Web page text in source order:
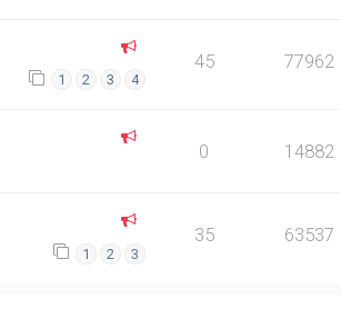
1 2 3 4
45 77962
0 14882
1 2 3
35 63537